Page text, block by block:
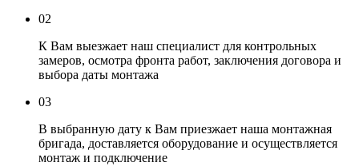
02
К Вам выезжает наш специалист для контрольных
замеров, осмотра фронта работ, заключения договора и
выбора даты монтажа
03
В выбранную дату к Вам приезжает наша монтажная
бригада, доставляется оборудование и осуществляется
монтаж и подключение